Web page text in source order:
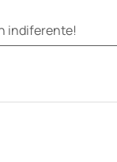
indiferente!